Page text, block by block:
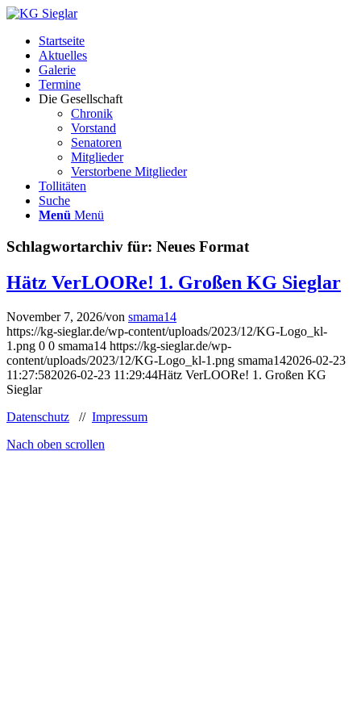
Startseite
Aktuelles
Galerie
Termine
Die Gesellschaft
Chronik
Vorstand
Senatoren
Mitglieder
Verstorbene Mitglieder
Tollitäten
Suche
Menü Menü
Schlagwortarchiv für: Neues Format
Hätz VerLOORe! 1. Großen KG Sieglar
November 7, 2026/von smama14
https://kg-sieglar.de/wp-content/uploads/2023/12/KG-Logo_kl-
1.png 0 0 smama14 https://kg-sieglar.de/wp-
content/uploads/2023/12/KG-Logo_kl-1.png smama142026-02-23
11:27:582026-02-23 11:29:44Hätz VerLOORe! 1. Großen KG
Sieglar
Datenschutz // Impressum
Nach oben scrollen